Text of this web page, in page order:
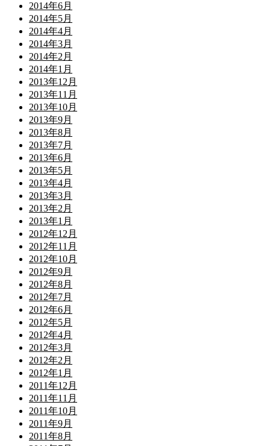
2014年6月
2014年5月
2014年4月
2014年3月
2014年2月
2014年1月
2013年12月
2013年11月
2013年10月
2013年9月
2013年8月
2013年7月
2013年6月
2013年5月
2013年4月
2013年3月
2013年2月
2013年1月
2012年12月
2012年11月
2012年10月
2012年9月
2012年8月
2012年7月
2012年6月
2012年5月
2012年4月
2012年3月
2012年2月
2012年1月
2011年12月
2011年11月
2011年10月
2011年9月
2011年8月